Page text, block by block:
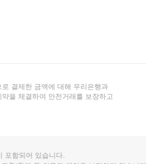
로 결제한 금액에 대해 우리은행과
약을 체결하여 안전거래를 보장하고
포함되어 있습니다.